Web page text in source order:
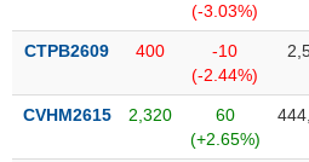
(-3.03%)
CTPB2609 400
-10
(-2.44%)
CVHM2615 2,320
60
(+2.65%)
TIỆN
ÍCH